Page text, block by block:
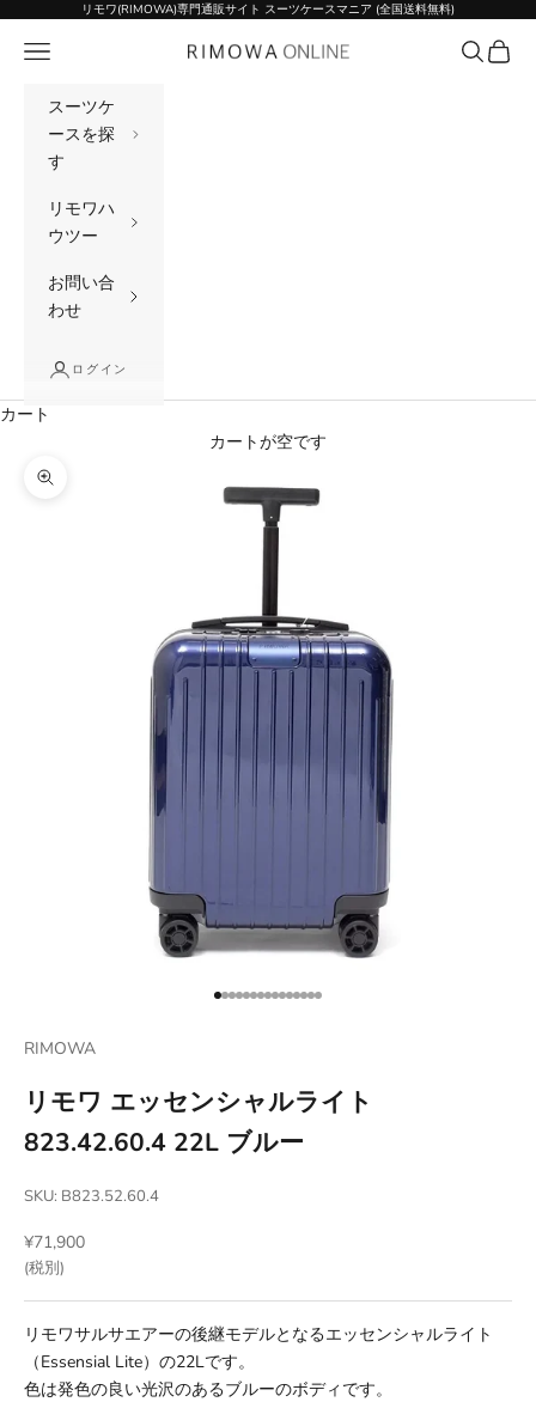
コンテンツへスキップリモワ(RIMOWA)専門通販サイト スーツケースマニア (全国送料無料)
リモワ(RIMOWA)専門通販サイト スーツケー
メニュー 検索カート
スーツケ
ースを探
す
リモワハ
ウツー
お問い合
わせ
ログイン
カート
カートが空です
ズームイン
項目に移動する 1
項目に移動する 2
項目に移動する 3
項目に移動する 4
項目に移動する 5
項目に移動する 6
項目に移動する 7
項目に移動する 8
項目に移動する 9
項目に移動する 10
項目に移動する 11
項目に移動する 12
項目に移動する 13
項目に移動する 14
項目に移動する 15
RIMOWA
リモワ エッセンシャルライト
823.42.60.4 22L ブルー
SKU: B823.52.60.4
セール価格
¥71,900
(税別)
リモワサルサエアーの後継モデルとなるエッセンシャルライト
（Essensial Lite）の22Lです。
色は発色の良い光沢のあるブルーのボディです。